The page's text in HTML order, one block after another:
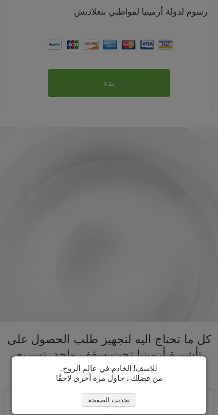
رسوم لدولة أرمينيا لمواطني بنغلاديش
بدء
كل ما تحتاج اليه لتجهيز طلب الحصول على
تأشيرة أرمينيا تحت سقف واحد. تسريع
عملية الحصول على تأشيرة أرمينيا
للاسف! الخادم في عالم الروح.
من فضلك ، حاول مرة أخرى لاحقًا
تحديث الصفحة